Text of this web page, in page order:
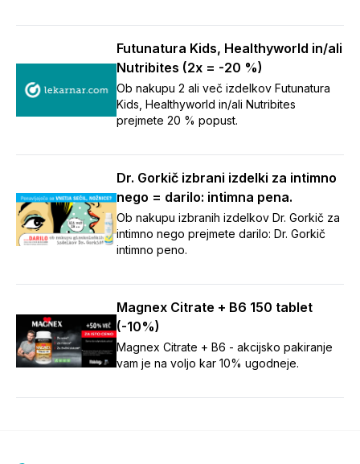
Futunatura Kids, Healthyworld in/ali
Nutribites (2x = -20 %)
Ob nakupu 2 ali več izdelkov Futunatura
Kids, Healthyworld in/ali Nutribites
prejmete 20 % popust.
Dr. Gorkič izbrani izdelki za intimno
nego = darilo: intimna pena.
Ob nakupu izbranih izdelkov Dr. Gorkič za
intimno nego prejmete darilo: Dr. Gorkič
intimno peno.
Magnex Citrate + B6 150 tablet
(-10%)
Magnex Citrate + B6 - akcijsko pakiranje
vam je na voljo kar 10% ugodneje.